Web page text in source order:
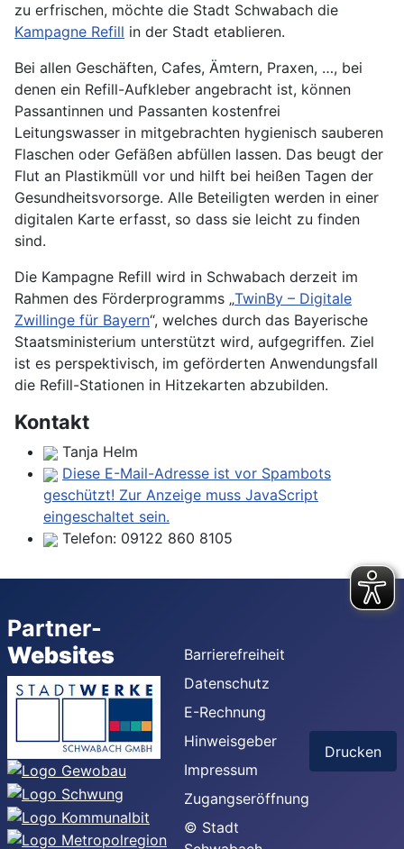
zu erfrischen, möchte die Stadt Schwabach die
Kampagne Refill in der Stadt etablieren.
Bei allen Geschäften, Cafes, Ämtern, Praxen, …, bei
denen ein Refill-Aufkleber angebracht ist, können
Passantinnen und Passanten kostenfrei
Leitungswasser in mitgebrachten hygienisch sauberen
Flaschen oder Gefäßen abfüllen lassen. Das beugt der
Flut an Plastikmüll vor und hilft bei heißen Tagen der
Gesundheitsvorsorge. Alle Beteiligten werden in einer
digitalen Karte erfasst, so dass sie leicht zu finden
sind.
Die Kampagne Refill wird in Schwabach derzeit im
Rahmen des Förderprogramms „TwinBy – Digitale
Zwillinge für Bayern“, welches durch das Bayerische
Staatsministerium unterstützt wird, aufgegriffen. Ziel
ist es perspektivisch, im geförderten Anwendungsfall
die Refill-Stationen in Hitzekarten abzubilden.
Kontakt
Tanja Helm
Diese E-Mail-Adresse ist vor Spambots
geschützt! Zur Anzeige muss JavaScript
eingeschaltet sein.
Telefon: 09122 860 8105
Partner-
Websites
Barrierefreiheit
Datenschutz
E-Rechnung
Hinweisgeber
Impressum
Zugangseröffnung
© Stadt
Drucken